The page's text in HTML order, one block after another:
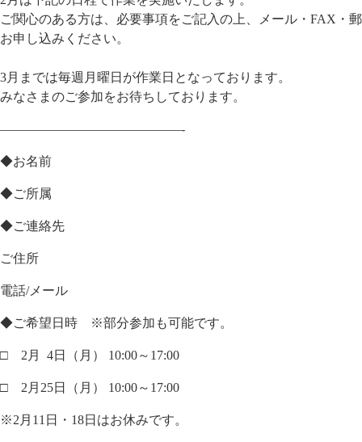
ご関心のある方は、必要事項をご記入の上、メール・ FAX ・
お申し込みください。
3月までは毎週月曜日が作業日となっております。
みなさまのご参加をお待ちしております。
——————————————-
◆お名前
◆ご所属
◆ご連絡先
ご住所
電話/メール
◆ご希望日時 ※部分参加も可能です。
□ 2 月 4日（月） 10:00～ 17:00
□ 2 月 25日（月） 10:00～ 17:00
※2月 11 日・ 18日はお休みです。